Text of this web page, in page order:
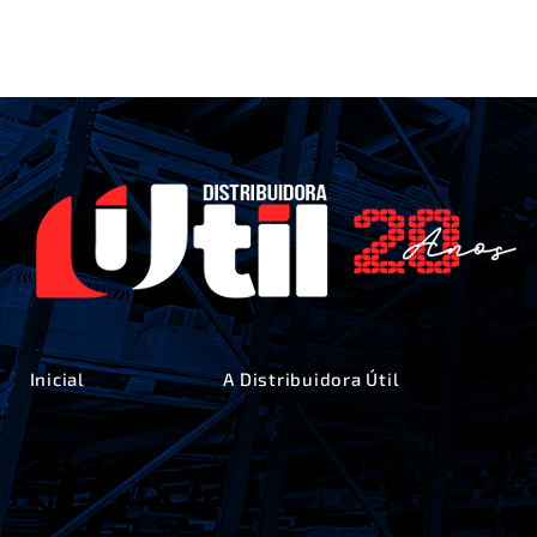
Inicial A Distribuidora Útil